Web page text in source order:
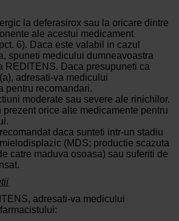
la deferasirox sau la oricare dintre
ale acestui medicament
6). Daca este valabil in cazul
spuneti medicului dumneavoastra
REDITENS. Daca presupuneti ca
adresati-va medicului
pentru recomandari.
moderate sau severe ale rinichilor.
prezent orice alte medicamente pentru
daca sunteti intr-un stadiu
(MDS; productie scazuta
catre maduva osoasa) sau suferiti de
adresati-va medicului